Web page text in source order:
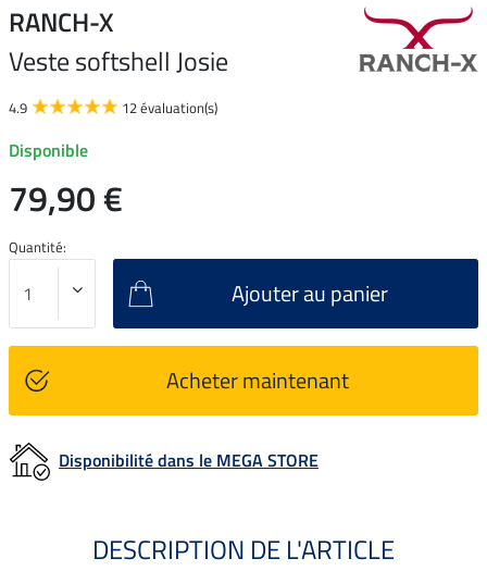
RANCH-X
Veste softshell Josie
4.9 12 évaluation(s)
Disponible
79,90 €
Quantité:
Ajouter au panier
Acheter maintenant
Disponibilité dans le MEGA STORE
DESCRIPTION DE L'ARTICLE